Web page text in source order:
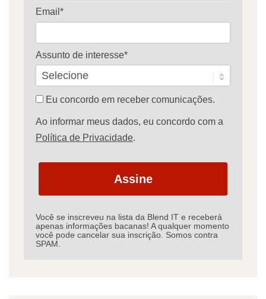
Email*
Assunto de interesse*
Eu concordo em receber comunicações.
Ao informar meus dados, eu concordo com a
Política de Privacidade.
Assine
Você se inscreveu na lista da Blend IT e receberá
apenas informações bacanas! A qualquer momento
você pode cancelar sua inscrição. Somos contra
SPAM.